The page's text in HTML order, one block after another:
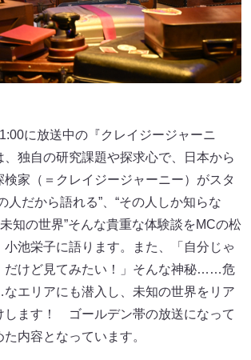
に放送中の『クレイジージャーニ
、独自の研究課題や探求心で、日本から
家（＝クレイジージャーニー）がスタ
人だから語れる”、“その人しか知らな
知の世界”そんな貴重な体験談をMCの松
池栄子に語ります。また、「自分じゃ
けど見てみたい！」そんな神秘……危
リアにも潜入し、未知の世界をリア
します！ ゴールデン帯の放送になって
内容となっています。